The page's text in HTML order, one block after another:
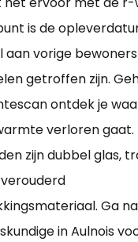
is de
aan vorige
getroffen zijn.
ontdek je
verloren gaat.
zijn dubbel glas,
Ga
in Aulnois